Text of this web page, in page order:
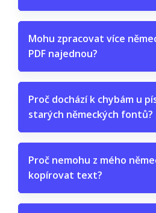
Mohu zpracovat více
PDF najednou?
Proč dochází k chybám u
starých německých fontů?
Proč nemohu z mého
kopírovat text?